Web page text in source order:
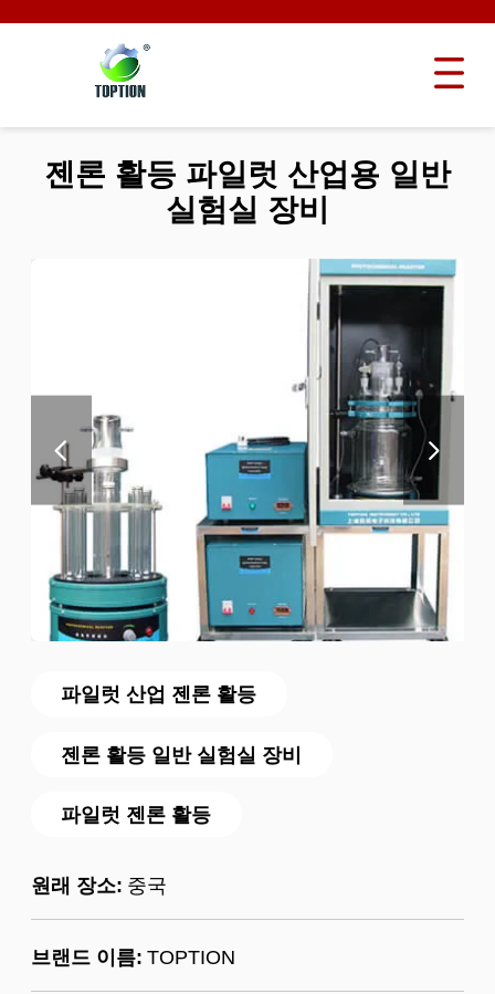
파일럿 산업 젠론 활등
젠론 활등 일반 실험실 장비
파일럿 젠론 활등
원래 장소: 중국
브랜드 이름: TOPTION
젠론 활등 파일럿 산업용 일반
실험실 장비